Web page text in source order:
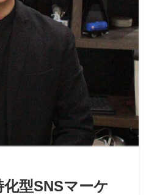
型SNSマーケ